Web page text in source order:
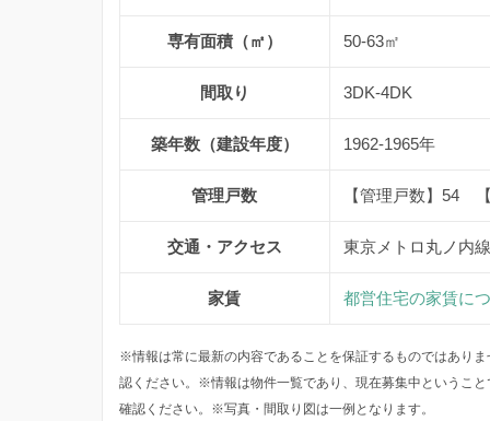
専有面積（㎡） 50-63㎡
間取り 3DK-4DK
築年数（建設年度） 1962-1965年
管理戸数 【管理戸数】54
交通・アクセス 東京メトロ丸ノ内
家賃 都営住宅の家賃に
※情報は常に最新の内容であることを保証するものではあり
認ください。※情報は物件一覧であり、現在募集中というこ
確認ください。※写真・間取り図は一例となります。